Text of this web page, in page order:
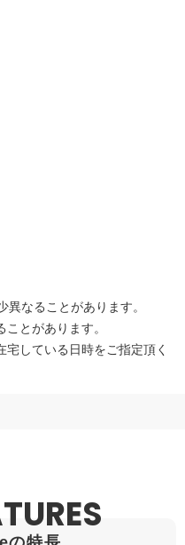
異なることがあります。
とがあります。
宅している日時をご指定頂く